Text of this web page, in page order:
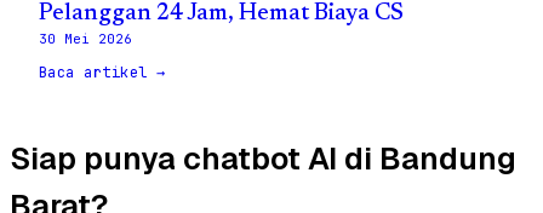
Pelanggan 24 Jam, Hemat Biaya CS
30 Mei 2026
Baca artikel →
Siap punya chatbot AI di Bandung